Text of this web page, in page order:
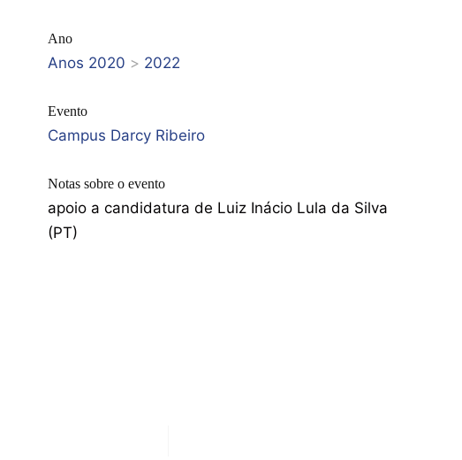
Ano
Anos 2020 > 2022
Evento
Campus Darcy Ribeiro
Notas sobre o evento
apoio a candidatura de Luiz Inácio Lula da Silva
(PT)